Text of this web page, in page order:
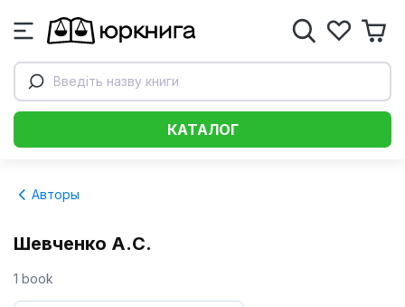
Введіть назву книги
КАТАЛОГ
Авторы
Шевченко А.С.
1 book